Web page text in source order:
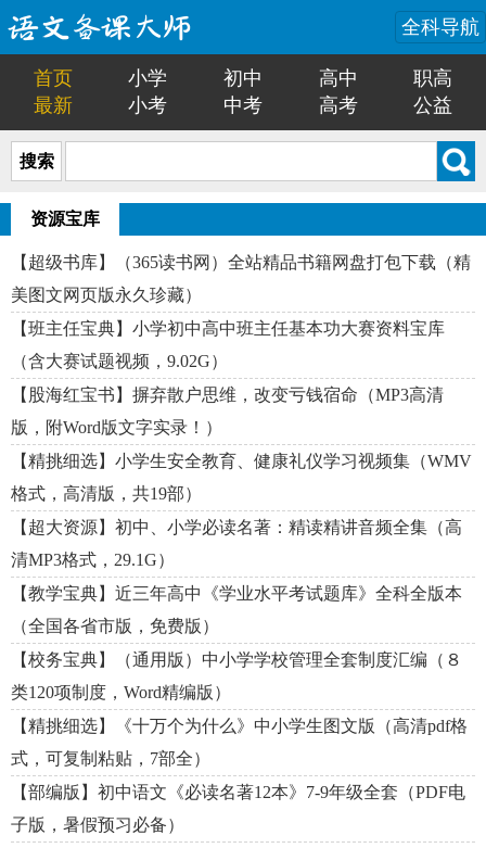
全科导航
首页 小学 初中 高中
职高
最新
小考 中考 高考 公益
搜索
资源宝库
【超级书库】（365读书网）全站精品书籍网盘打包下载（精
美图文网页版永久珍藏）
【班主任宝典】小学初中高中班主任基本功大赛资料宝库
（含大赛试题视频，9.02G）
【股海红宝书】摒弃散户思维，改变亏钱宿命（MP3高清
版，附Word版文字实录！）
【精挑细选】小学生安全教育、健康礼仪学习视频集（WMV
格式，高清版，共19部）
【超大资源】初中、小学必读名著：精读精讲音频全集（高
清MP3格式，29.1G）
【教学宝典】近三年高中《学业水平考试题库》全科全版本
（全国各省市版，免费版）
【校务宝典】（通用版）中小学学校管理全套制度汇编（８
类120项制度，Word精编版）
【精挑细选】《十万个为什么》中小学生图文版（高清pdf格
式，可复制粘贴，7部全）
【部编版】初中语文《必读名著12本》7-9年级全套（PDF电
子版，暑假预习必备）